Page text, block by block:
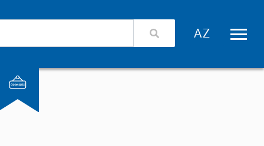
Xidmət təminatçıları üçün giriş